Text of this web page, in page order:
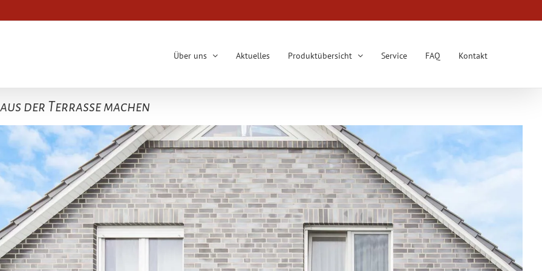
Über uns Aktuelles Produktübersicht Service FAQ Kontakt
der Terrasse machen